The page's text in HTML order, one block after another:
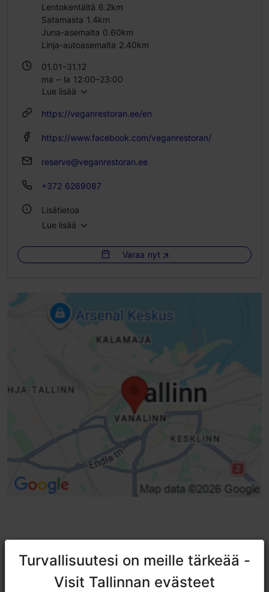
Lentokentältä 6.2km
Satamasta 1.4km
Juna-asemalta 0.60km
Linja-autoasemalta 2.40km
01.01–31.12
ma – la 12:00–23:00
su 12:00–22:00
Lue lisää
https://veganrestoran.ee/en
https://www.facebook.com/veganrestoran/
reserve@veganrestoran.ee
+372 6269087
Lisätietoa
Istumapaikkoja: 20
Lue lisää
Varaa nyt
tripadvisor rating 4.7 of 5
Turvallisuutesi on meille tärkeää -
Visit Tallinnan evästeet
Turvallisuutesi on meille tärkeää -
Visit Tallinnan evästeet